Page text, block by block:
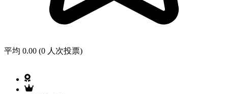
平均 0.00 (0 人次投票)